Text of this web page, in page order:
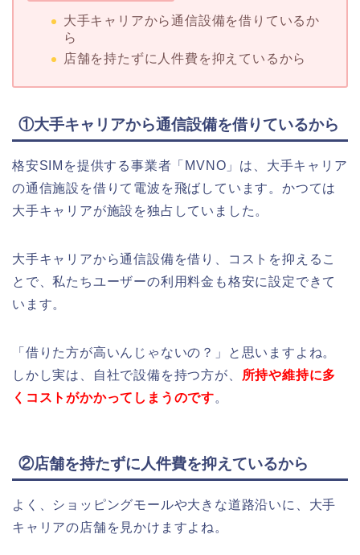
大手キャリアから通信設備を借りているか
ら
店舗を持たずに人件費を抑えているから
①大手キャリアから通信設備を借りているから
格安SIMを提供する事業者「MVNO」は、大手キャリア
の通信施設を借りて電波を飛ばしています。かつては
大手キャリアが施設を独占していました。
大手キャリアから通信設備を借り、コストを抑えるこ
とで、私たちユーザーの利用料金も格安に設定できて
います。
「借りた方が高いんじゃないの？」と思いますよね。
しかし実は、自社で設備を持つ方が、 所持や維持に多
くコストがかかってしまうのです。
②店舗を持たずに人件費を抑えているから
よく、ショッピングモールや大きな道路沿いに、大手
キャリアの店舗を見かけますよね。